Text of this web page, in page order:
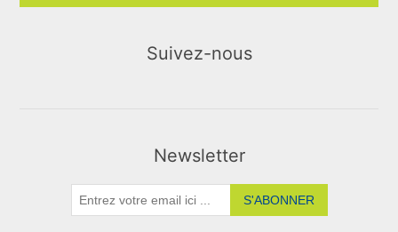
Suivez-nous
Newsletter
S'ABONNER